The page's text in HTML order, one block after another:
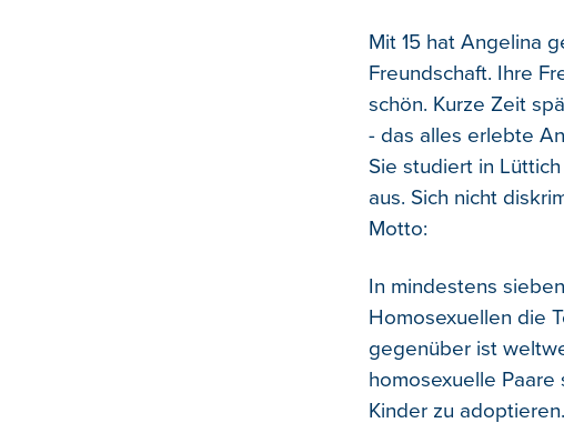
Mit 15 hat Angelina
Freundschaft. Ihre
schön. Kurze Zeit
- das alles erlebte
Sie studiert in
aus. Sich nicht
Motto:
In mindestens
Homosexuellen die
gegenüber ist
homosexuelle
Kinder zu